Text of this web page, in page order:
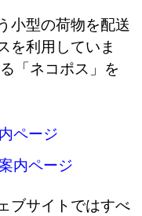
小型の荷物を配送
を利用していま
「ネコポス」を
ページ
内ページ
ブサイトではすべ